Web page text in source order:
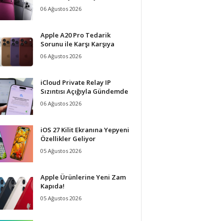
06 Ağustos 2026
Apple A20 Pro Tedarik
Sorunu ile Karşı Karşıya
06 Ağustos 2026
iCloud Private Relay IP
Sızıntısı Açığıyla Gündemde
06 Ağustos 2026
iOS 27 Kilit Ekranına Yepyeni
Özellikler Geliyor
05 Ağustos 2026
Apple Ürünlerine Yeni Zam
Kapıda!
05 Ağustos 2026